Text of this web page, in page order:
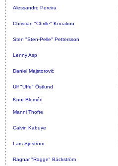
Alessandro Pereira
Christian "Chrille" Kouakou
Sten "Sten-Pelle" Pettersson
Lenny Asp
Daniel Majstorović
Ulf "Uffe" Östlund
Knut Blomén
Manni Thofte
Calvin Kabuye
Lars Sjöström
Ragnar "Ragge" Bäckström